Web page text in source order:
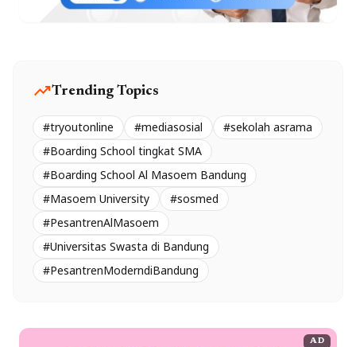
trending_upTrending Topics
#tryoutonline #mediasosial
#sekolah asrama
#Boarding School tingkat SMA
#Boarding School Al Masoem Bandung
#Masoem University
#sosmed
#PesantrenAlMasoem
#Universitas Swasta di Bandung
#PesantrenModerndiBandung
AD